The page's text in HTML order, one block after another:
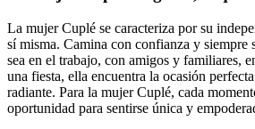
La mujer Cuplé se caracteriza por su
sí misma. Camina con confianza y siempre
sea en el trabajo, con amigos y familiares,
una fiesta, ella encuentra la ocasión
radiante. Para la mujer Cuplé, cada
oportunidad para sentirse única y